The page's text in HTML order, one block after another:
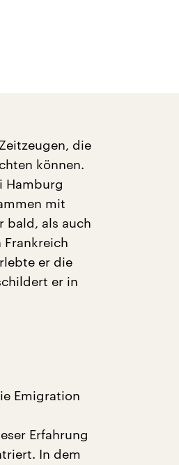
die
können.
Hamburg
mit
bald, als auch
er die
er in
Emigration
Erfahrung
In dem